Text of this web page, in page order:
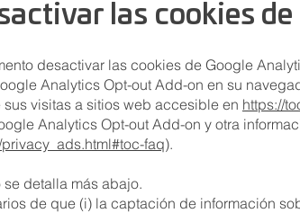
las cookies
desactivar las cookies de Google
Analytics Opt-out Add-on en su
visitas a sitios web accesible en https://
Analytics Opt-out Add-on y otra
faq).
detalla más abajo.
de que (i) la captación de información